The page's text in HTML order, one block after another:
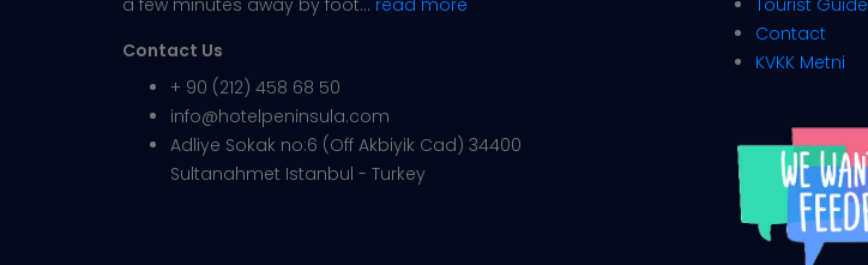
a few minutes away by foot... read more
Contact Us
+ 90 (212) 458 68 50
info@hotelpeninsula.com
Adliye Sokak no:6 (Off Akbiyik Cad) 34400
Sultanahmet Istanbul - Turkey
Tourist Guide
Contact
KVKK Metni